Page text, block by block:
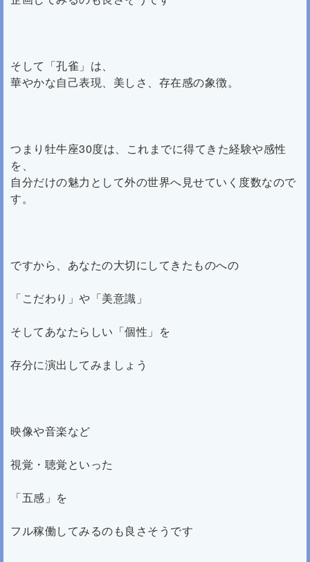
そして「孔雀」は、
華やかな自己表現、美しさ、存在感の象徴。
つまり牡牛座30度は、これまでに得てきた経験や感性
を、
自分だけの魅力として外の世界へ見せていく度数なので
す。
ですから、あなたの大切にしてきたものへの
「こだわり」や「美意識」
そしてあなたらしい「個性」を
存分に演出してみましょう
映像や音楽など
視覚・聴覚といった
「五感」を
フル稼働してみるのも良さそうです